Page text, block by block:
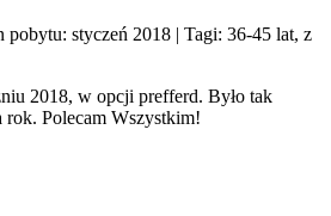
pobytu: styczeń 2018 | Tagi: 36-45 lat, z
2018, w opcji prefferd. Było tak
rok. Polecam Wszystkim!